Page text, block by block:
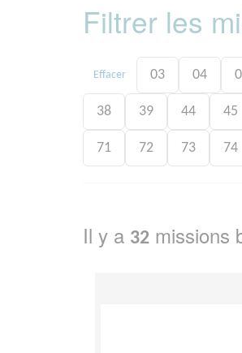
Filtrer les
Effacer 03 04
38 39 44 45
71 72 73 74
Il y a 32 missions